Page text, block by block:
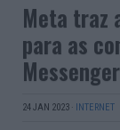
Meta traz
para as
Messenger
24 JAN 2023 · INTERNET